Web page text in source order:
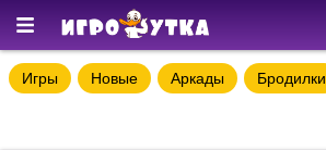
Игры Новые Аркады Бродилки